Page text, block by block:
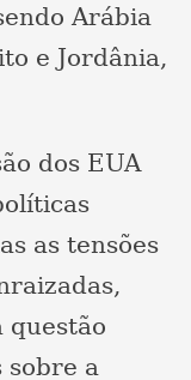
Arábia
e Jordânia,
dos EUA
as tensões
questão
sobre a